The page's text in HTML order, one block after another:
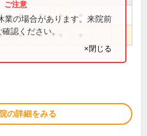
● ● ●
● ●
業の場合があります。来院前
認ください。
×閉じる
の詳細をみる